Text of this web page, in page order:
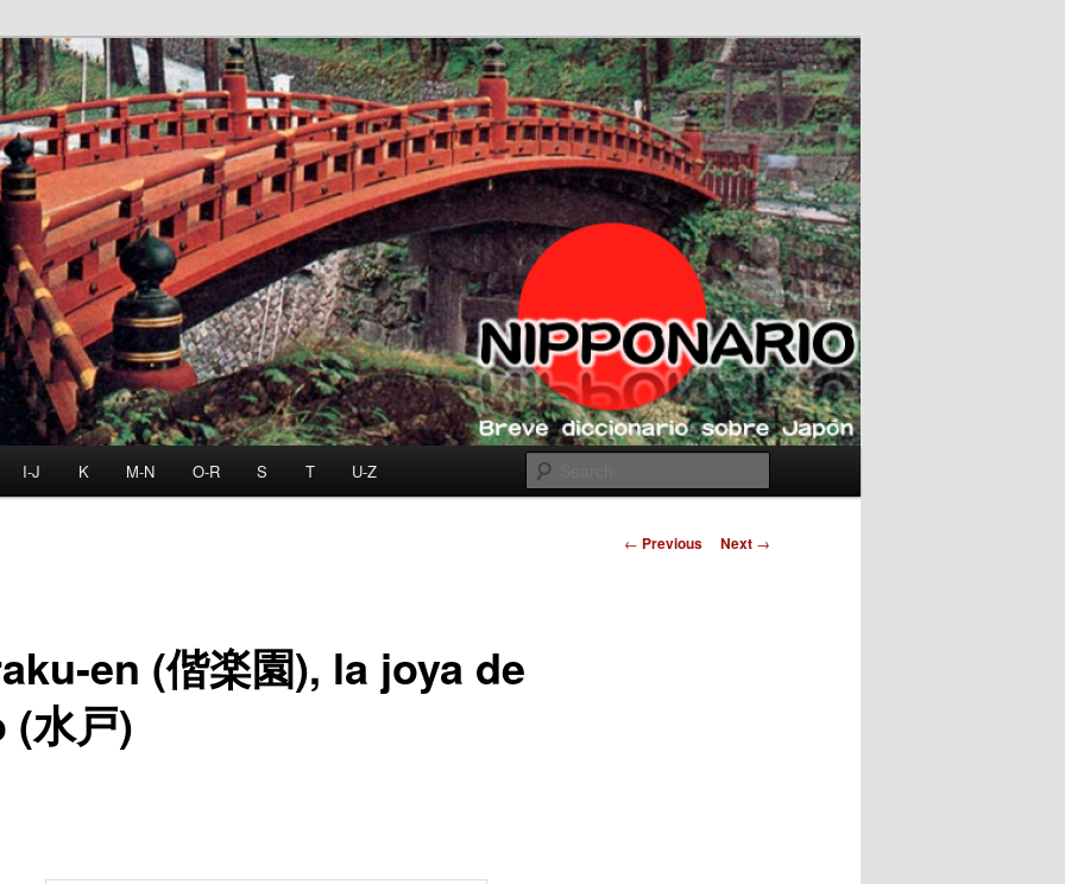
I-J K M-N O-R S T U-Z
Post
← Previous Next →
en (偕楽園), la joya de
(水戸)